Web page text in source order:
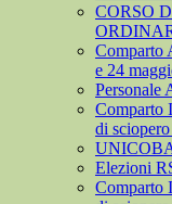
CORSO
Comparto
e 24
Personale
Comparto
di
Elezioni
Comparto